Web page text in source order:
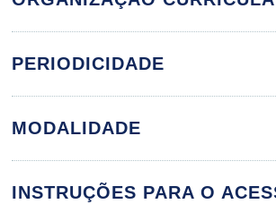
SOCIEDADE CONTEMPORÂNEA
e moralidade
PERIODICIDADE
MODALIDADE
INSTRUÇÕES PARA O